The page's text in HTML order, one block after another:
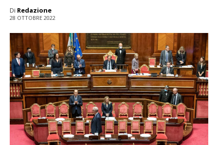
Di Redazione
28 OTTOBRE 2022